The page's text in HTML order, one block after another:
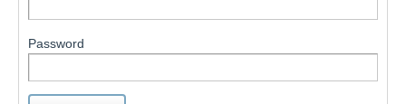
Password